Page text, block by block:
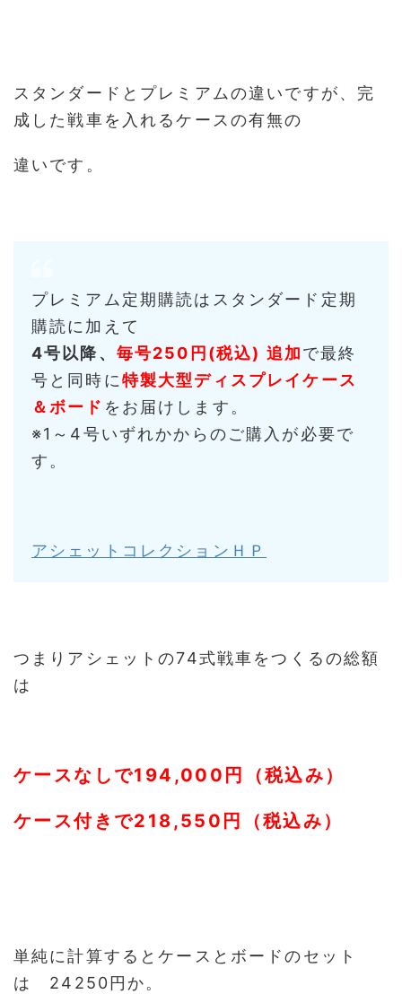
スタンダードとプレミアムの違いですが、完
成した戦車を入れるケースの有無の
違いです。
プレミアム定期購読はスタンダード定期
購読に加えて
4号以降、 毎号250円(税込) 追加で最終
号と同時に特製大型ディスプレイケース
＆ボード をお届けします。
※1～4号いずれかからのご購入が必要で
す。
アシェットコレクションＨＰ
つまりアシェットの74式戦車をつくるの総額
は
ケースなしで194,000円（税込み）
ケース付きで218,550円（税込み）
単純に計算するとケースとボードのセット
は 24250円か。